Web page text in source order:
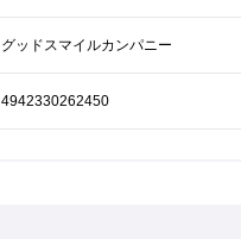
グッドスマイルカンパニー
4942330262450